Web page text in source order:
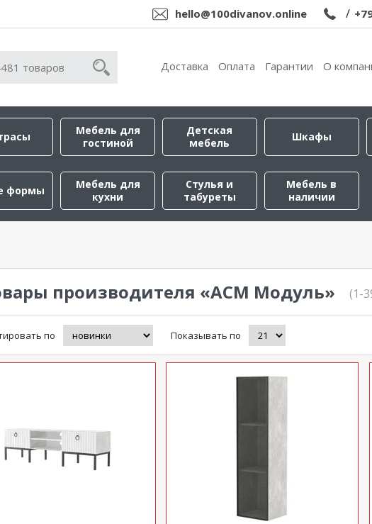
hello@100divanov.online /
Доставка Оплата Гарантии О
Мебель для
гостиной
Детская
мебель
Шкафы
формы
Мебель для
кухни
Стулья и
табуреты
Мебель в
наличии
производителя «АСМ Модуль» (1-
по Показывать по